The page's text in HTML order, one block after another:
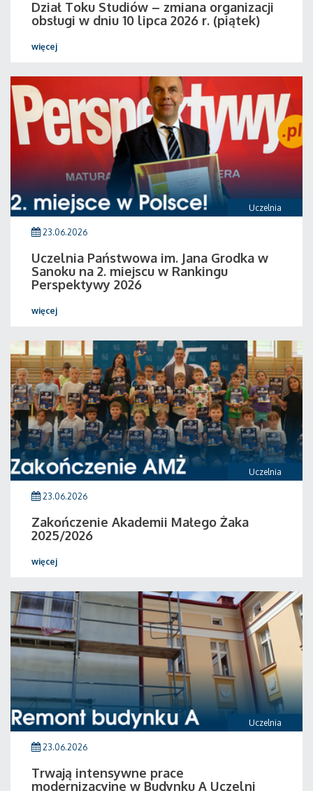
Dział Toku Studiów – zmiana organizacji
obsługi w dniu 10 lipca 2026 r. (piątek)
więcej
Uczelnia
23.06.2026
Uczelnia Państwowa im. Jana Grodka w
Sanoku na 2. miejscu w Rankingu
Perspektywy 2026
więcej
Uczelnia
23.06.2026
Zakończenie Akademii Małego Żaka
2025/2026
więcej
Uczelnia
23.06.2026
Trwają intensywne prace
modernizacyjne w Budynku A Uczelni